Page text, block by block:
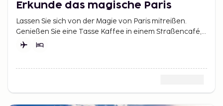
Erkunde das magische Paris
Lassen Sie sich von der Magie von Paris mitreißen.
Genießen Sie eine Tasse Kaffee in einem Straßencafé,
schlendern Sie durch wunderschöne Parks wie den